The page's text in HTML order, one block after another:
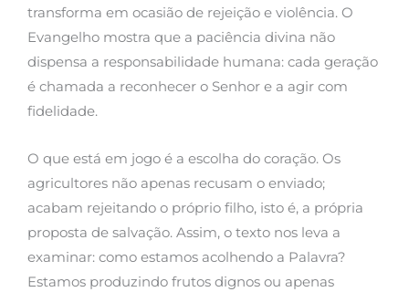
transforma em ocasião de rejeição e violência. O
Evangelho mostra que a paciência divina não
dispensa a responsabilidade humana: cada geração
é chamada a reconhecer o Senhor e a agir com
fidelidade.
O que está em jogo é a escolha do coração. Os
agricultores não apenas recusam o enviado;
acabam rejeitando o próprio filho, isto é, a própria
proposta de salvação. Assim, o texto nos leva a
examinar: como estamos acolhendo a Palavra?
Estamos produzindo frutos dignos ou apenas